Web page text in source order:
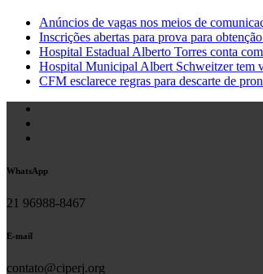
Anúncios de vagas nos meios de
Inscrições abertas para prova para
Hospital Estadual Alberto Torres conta
Hospital Municipal Albert Schweitzer tem
CFM esclarece regras para descarte de
WhatsApp
21 96988-8467
E-mail
contato@ciperj.org